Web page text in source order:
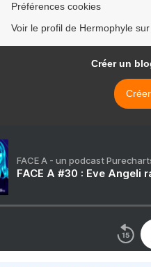
Préférences cookies
Voir le profil de Hermophyle
Créer un
FACE A - un podcast
FACE A #30 : Eve Angeli